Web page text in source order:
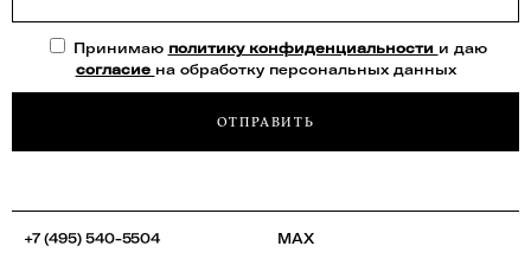
Принимаю политику конфиденциальности и даю
согласие на обработку персональных данных
ОТПРАВИТЬ
+7 (495) 540-5504
MAX